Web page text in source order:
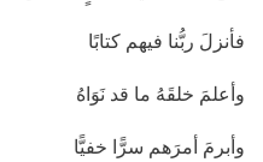
فأنزلَ ربُّنا فيهم كتابًا
وأعلمَ خلقَهُ ما قد نَوَاهُ
وأبرمَ أمرَهم سرًّا خفيًّا